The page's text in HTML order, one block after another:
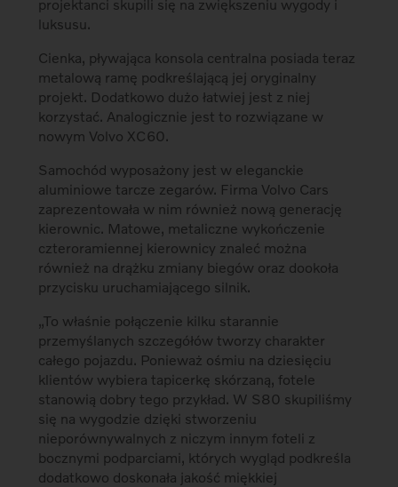
projektanci skupili się na zwiększeniu wygody i
luksusu.
Cienka, pływająca konsola centralna posiada teraz
metalową ramę podkreślającą jej oryginalny
projekt. Dodatkowo dużo łatwiej jest z niej
korzystać. Analogicznie jest to rozwiązane w
nowym Volvo XC60.
Samochód wyposażony jest w eleganckie
aluminiowe tarcze zegarów. Firma Volvo Cars
zaprezentowała w nim również nową generację
kierownic. Matowe, metaliczne wykończenie
czteroramiennej kierownicy znaleć można
również na drążku zmiany biegów oraz dookoła
przycisku uruchamiającego silnik.
„To właśnie połączenie kilku starannie
przemyślanych szczegółów tworzy charakter
całego pojazdu. Ponieważ ośmiu na dziesięciu
klientów wybiera tapicerkę skórzaną, fotele
stanowią dobry tego przykład. W S80 skupiliśmy
się na wygodzie dzięki stworzeniu
nieporównywalnych z niczym innym foteli z
bocznymi podparciami, których wygląd podkreśla
dodatkowo doskonała jakość miękkiej